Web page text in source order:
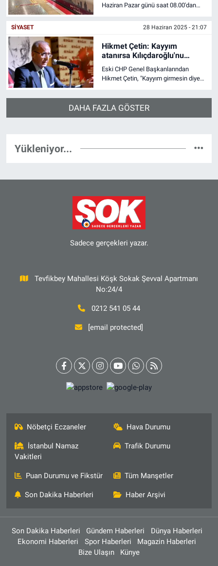
Haziran Pazar günü saat 08.00'dan
SIYASET 28 Haziran 2025 - 21:07
Hikmet Çetin: Kayyım
atanırsa Kılıçdaroğlu'nu
CHP'ye sokmam
Eski CHP Genel Başkanlarından
Hikmet Çetin, "Kayyım girmesin diye
partime sokmam. Kayyım atanırsa
Kılıçdaroğlu’nu da CHP’ye asla
DAHA FAZLA GÖSTER
Yükleniyor...
Sadece gerçekleri yazar.
Tevfikbey Mahallesi Köşk Sokak Şevval Apartmanı
No:24/4
0212 541 05 44
[email protected]
Nöbetçi Eczaneler Hava Durumu
İstanbul Namaz
Vakitleri
Trafik Durumu
Puan Durumu ve Fikstür Tüm Manşetler
Son Dakika Haberleri Haber Arşivi
Son Dakika Haberleri Gündem Haberleri
Dünya Haberleri
Ekonomi Haberleri
Spor Haberleri
Magazin Haberleri
Bize Ulaşın
Künye